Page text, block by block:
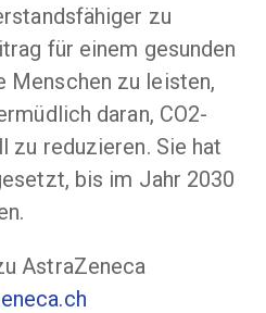
zu
für einem gesunden
Menschen zu leisten,
daran, CO2-
zu reduzieren. Sie hat
bis im Jahr 2030
AstraZeneca